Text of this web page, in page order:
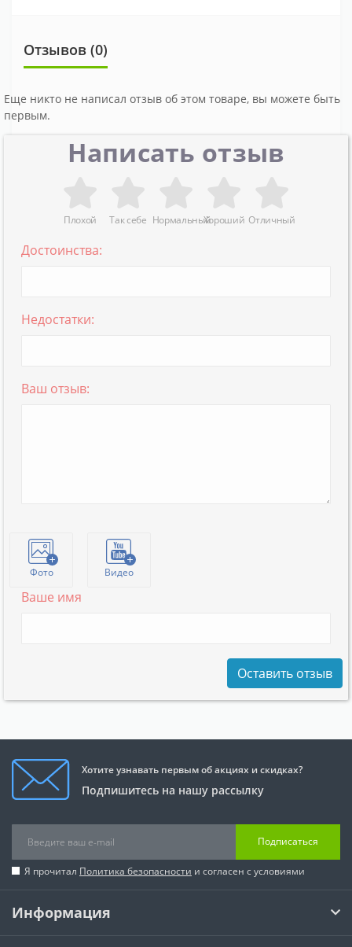
Отзывов (0)
Еще никто не написал отзыв об этом товаре, вы можете быть
первым.
Написать отзыв
Плохой Так себе НормальныйХороший Отличный
Достоинства:
Недостатки:
Ваш отзыв:
Фото Видео
Ваше имя
Оставить отзыв
Хотите узнавать первым об акциях и скидках?
Подпишитесь на нашу рассылку
Подписаться
Я прочитал Политика безопасности и согласен с условиями
Информация